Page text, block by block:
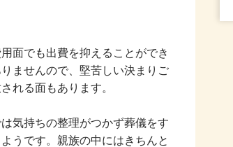
面でも出費を抑えることができ
ませんので、堅苦しい決まりご
れる面もあります。
気持ちの整理がつかず葬儀をす
うです。親族の中にはきちんと